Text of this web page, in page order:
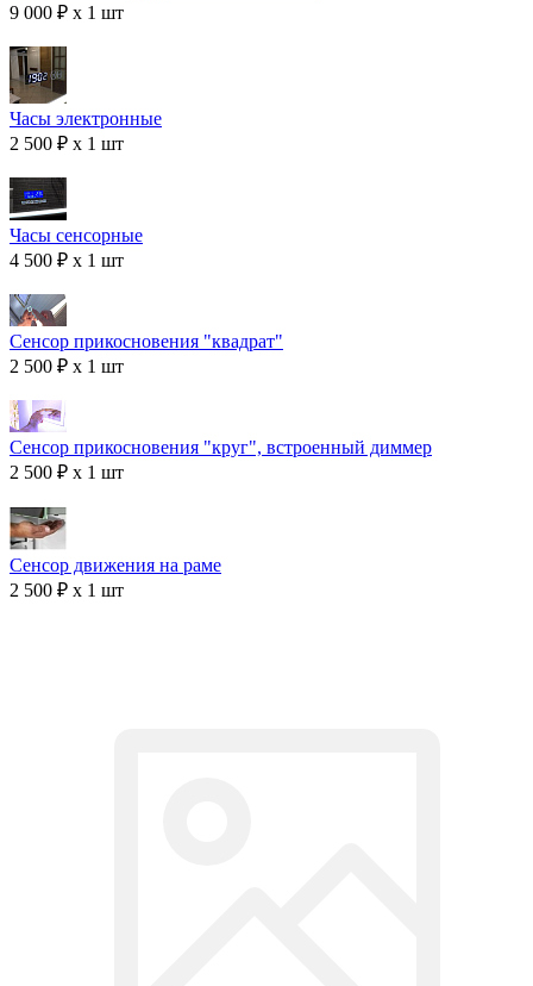
9 000 ₽ x 1 шт
Часы электронные
2 500 ₽ x 1 шт
Часы сенсорные
4 500 ₽ x 1 шт
Сенсор прикосновения "квадрат"
2 500 ₽ x 1 шт
Сенсор прикосновения "круг", встроенный диммер
2 500 ₽ x 1 шт
Сенсор движения на раме
2 500 ₽ x 1 шт